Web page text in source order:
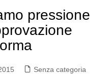
pressione
Senza categoria